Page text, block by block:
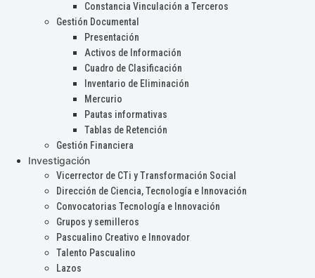
Constancia Vinculación a Terceros
Gestión Documental
Presentación
Activos de Información
Cuadro de Clasificación
Inventario de Eliminación
Mercurio
Pautas informativas
Tablas de Retención
Gestión Financiera
Investigación
Vicerrector de CTi y Transformación Social
Dirección de Ciencia, Tecnología e Innovación
Convocatorias Tecnología e Innovación
Grupos y semilleros
Pascualino Creativo e Innovador
Talento Pascualino
Lazos